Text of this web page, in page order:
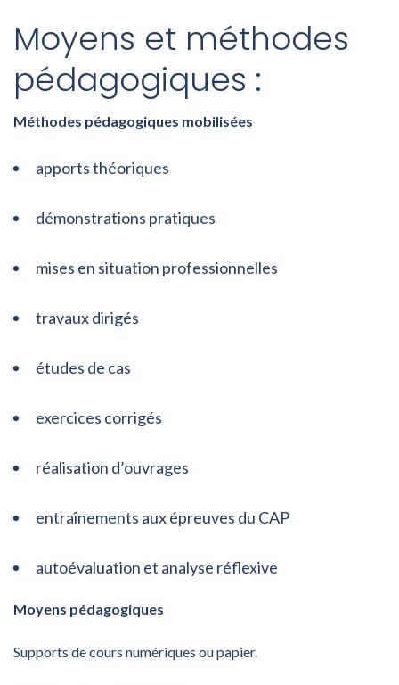
Moyens et méthodes
pédagogiques :
Méthodes pédagogiques mobilisées
apports théoriques
démonstrations pratiques
mises en situation professionnelles
travaux dirigés
études de cas
exercices corrigés
réalisation d’ouvrages
entraînements aux épreuves du CAP
autoévaluation et analyse réflexive
Moyens pédagogiques
Supports de cours numériques ou papier.